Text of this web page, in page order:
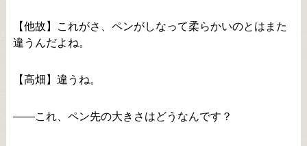
【他故】これがさ、ペンがしなって柔らかいのとはまた
違うんだよね。
【高畑】違うね。
――これ、ペン先の大きさはどうなんです？